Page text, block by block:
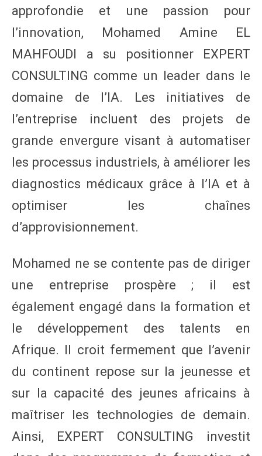
approfondie et une passion pour
l’innovation, Mohamed Amine EL
MAHFOUDI a su positionner EXPERT
CONSULTING comme un leader dans le
domaine de l’IA. Les initiatives de
l’entreprise incluent des projets de
grande envergure visant à automatiser
les processus industriels, à améliorer les
diagnostics médicaux grâce à l’IA et à
optimiser les chaînes
d’approvisionnement.
Mohamed ne se contente pas de diriger
une entreprise prospère ; il est
également engagé dans la formation et
le développement des talents en
Afrique. Il croit fermement que l’avenir
du continent repose sur la jeunesse et
sur la capacité des jeunes africains à
maîtriser les technologies de demain.
Ainsi, EXPERT CONSULTING investit